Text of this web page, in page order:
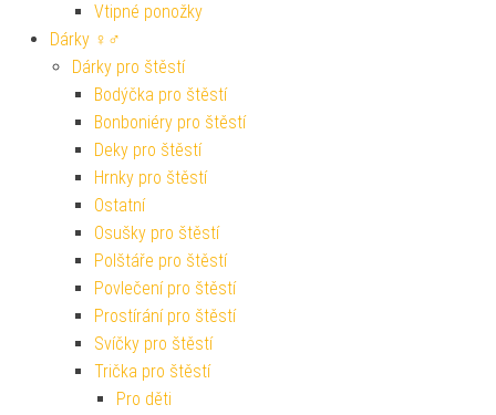
Vtipné ponožky
Dárky ♀♂
Dárky pro štěstí
Bodýčka pro štěstí
Bonboniéry pro štěstí
Deky pro štěstí
Hrnky pro štěstí
Ostatní
Osušky pro štěstí
Polštáře pro štěstí
Povlečení pro štěstí
Prostírání pro štěstí
Svíčky pro štěstí
Trička pro štěstí
Pro děti